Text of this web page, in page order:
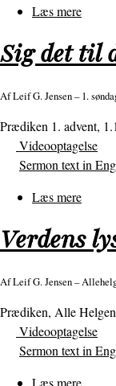
Læs mere
din
konge
dig!
Sig det til
AfLeif G. Jensen– 1.
Prædiken 1. advent,
Videooptagelse
Sermon text in
Læs mere
det
til
modløse
datter!
Verdens
AfLeif G. Jensen–
Prædiken, Alle
Videooptagelse
Sermon text in
Læs mere